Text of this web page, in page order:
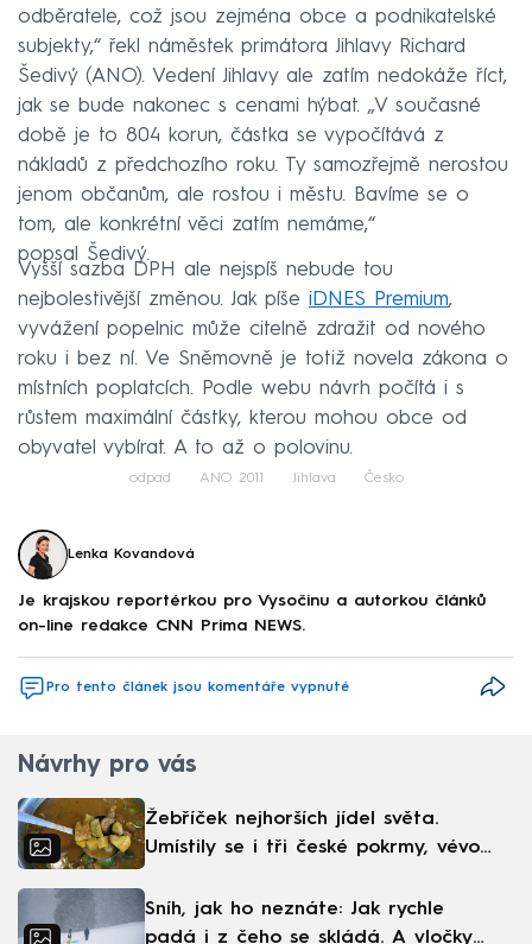
odběratele, což jsou zejména obce a podnikatelské
subjekty,“ řekl náměstek primátora Jihlavy Richard
Šedivý (ANO). Vedení Jihlavy ale zatím nedokáže říct,
jak se bude nakonec s cenami hýbat. „V současné
době je to 804 korun, částka se vypočítává z
nákladů z předchozího roku. Ty samozřejmě nerostou
jenom občanům, ale rostou i městu. Bavíme se o
tom, ale konkrétní věci zatím nemáme,“
popsal Šedivý.
Vyšší sazba DPH ale nejspíš nebude tou
nejbolestivější změnou. Jak píše iDNES Premium,
vyvážení popelnic může citelně zdražit od nového
roku i bez ní. Ve Sněmovně je totiž novela zákona o
místních poplatcích. Podle webu návrh počítá i s
růstem maximální částky, kterou mohou obce od
obyvatel vybírat. A to až o polovinu.
odpad ANO 2011 Jihlava Česko
Lenka Kovandová
Je krajskou reportérkou pro Vysočinu a autorkou článků
on-line redakce CNN Prima NEWS.
Pro tento článek jsou komentáře vypnuté
Návrhy pro vás
Žebříček nejhorších jídel světa.
Umístily se i tři české pokrmy, vévodí
Sníh, jak ho neznáte: Jak rychle
padá i z čeho se skládá. A vločky